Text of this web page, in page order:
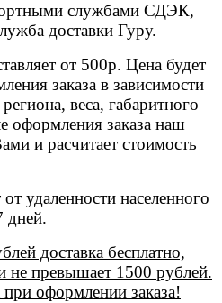
службами СДЭК,
доставки Гуру.
от 500р. Цена будет
заказа в зависимости
веса, габаритного
оформления заказа наш
и расчитает стоимость
удаленности населенного
дней.
доставка бесплатно,
не превышает 1500 рублей.
оформлении заказа!